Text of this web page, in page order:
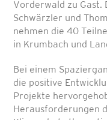
Vorderwald zu Gast.
Schwärzler und
nehmen die 40
in Krumbach und
Bei einem
die positive
Projekte
Herausforderungen